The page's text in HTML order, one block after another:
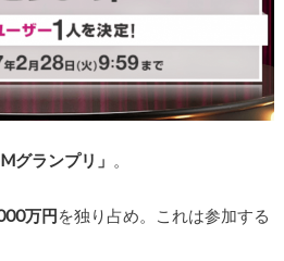
グランプリ」 。
万円を独り占め。これは参加する